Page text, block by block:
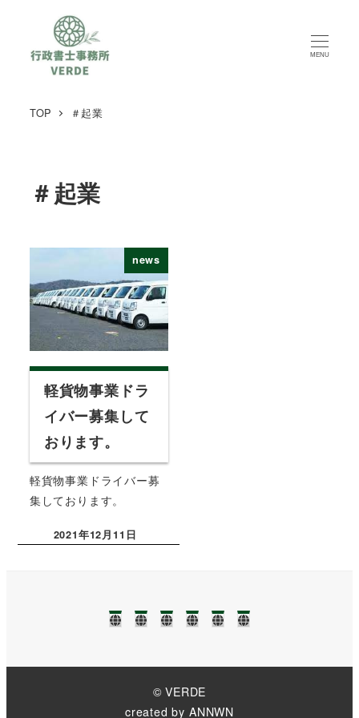
MENU
TOP ＃起業
＃起業
news
軽貨物事業ドラ
イバー募集して
おります。
軽貨物事業ドライバー募
集しております。
投稿日
2021年12月11日
TOPNEWS❢❢
業
務
い
て
ブ
ロ
事
務
内
お
問
わ
© VERDE
created by ANNWN